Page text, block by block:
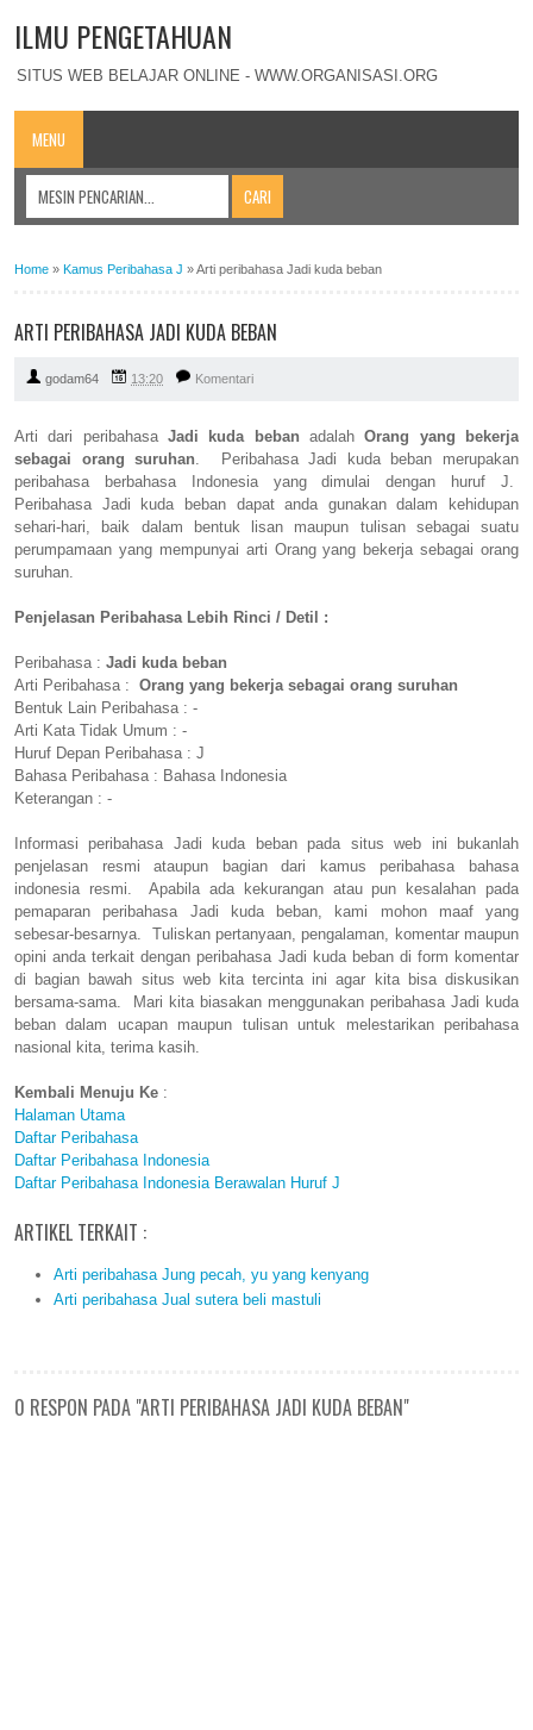
ILMU PENGETAHUAN
SITUS WEB BELAJAR ONLINE - WWW.ORGANISASI.ORG
MENU
Home » Kamus Peribahasa J »Arti peribahasa Jadi kuda beban
ARTI PERIBAHASA JADI KUDA BEBAN
godam64 13:20 Komentari
Arti dari peribahasa Jadi kuda beban adalahOrang yang bekerja
sebagai orang suruhan. Peribahasa Jadi kuda beban merupakan
peribahasa berbahasa Indonesia yang dimulai dengan huruf J.
Peribahasa Jadi kuda beban dapat anda gunakan dalam kehidupan
sehari-hari, baik dalam bentuk lisan maupun tulisan sebagai suatu
perumpamaan yang mempunyai arti Orang yang bekerja sebagai orang
suruhan.
Penjelasan Peribahasa Lebih Rinci / Detil :
Peribahasa : Jadi kuda beban
Arti Peribahasa : Orang yang bekerja sebagai orang suruhan
Bentuk Lain Peribahasa : -
Arti Kata Tidak Umum : -
Huruf Depan Peribahasa : J
Bahasa Peribahasa : Bahasa Indonesia
Keterangan : -
Informasi peribahasa Jadi kuda beban pada situs web ini bukanlah
penjelasan resmi ataupun bagian dari kamus peribahasa bahasa
indonesia resmi. Apabila ada kekurangan atau pun kesalahan pada
pemaparan peribahasa Jadi kuda beban, kami mohon maaf yang
sebesar-besarnya. Tuliskan pertanyaan, pengalaman, komentar maupun
opini anda terkait dengan peribahasa Jadi kuda beban di form komentar
di bagian bawah situs web kita tercinta ini agar kita bisa diskusikan
bersama-sama. Mari kita biasakan menggunakan peribahasa Jadi kuda
beban dalam ucapan maupun tulisan untuk melestarikan peribahasa
nasional kita, terima kasih.
Kembali Menuju Ke :
Halaman Utama
Daftar Peribahasa
Daftar Peribahasa Indonesia
Daftar Peribahasa Indonesia Berawalan Huruf J
ARTIKEL TERKAIT :
Arti peribahasa Jung pecah, yu yang kenyang
Arti peribahasa Jual sutera beli mastuli
0 RESPON PADA "ARTI PERIBAHASA JADI KUDA BEBAN"